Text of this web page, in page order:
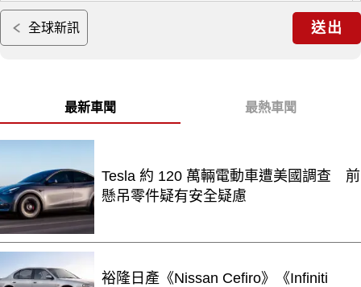
全球新訊 送出
最新車聞 最熱車聞
Tesla 約 120 萬輛電動車遭美國調查 前
懸吊零件疑有安全疑慮
裕隆日產《Nissan Cefiro》《Infiniti